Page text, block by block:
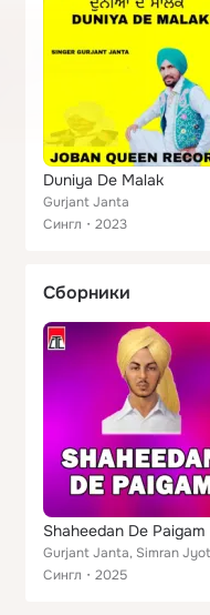
Duniya De Malak
Gurjant Janta
Сингл
2023
Сборники
Shaheedan De Paigam
Gurjant Janta, Simran
Сингл
2025